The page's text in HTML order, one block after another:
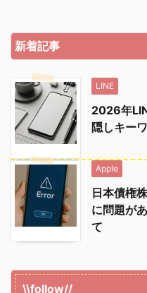
新着記事
LINE
2026年
隠しキー
Apple
日本債権
に問題が
て
\\follow//